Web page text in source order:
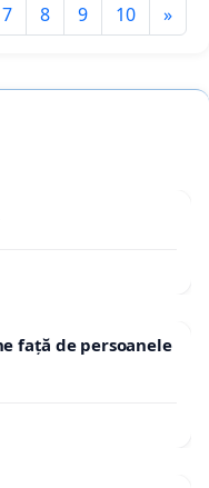
7 8 9 10 »
față de persoanele